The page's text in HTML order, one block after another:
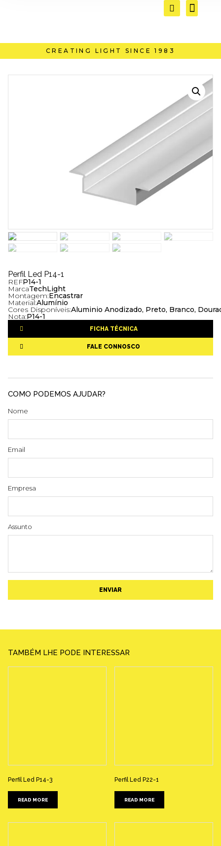
CREATING LIGHT SINCE 1983
Perfil Led P14-1
REFP14-1
MarcaTechLight
Montagem:Encastrar
Material:Alumínio
Cores Disponíveis:Aluminio Anodizado, Preto, Branco,
Nota:P14-1
FICHA TÉCNICA
FALE CONNOSCO
COMO PODEMOS AJUDAR?
Nome
Email
Empresa
Assunto
ENVIAR
TAMBÉM LHE PODE INTERESSAR
Perfil Led P14-3
READ MORE
Perfil Led P22-1
READ MORE